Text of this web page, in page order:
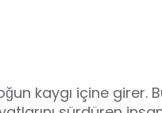
kaygı içine girer.